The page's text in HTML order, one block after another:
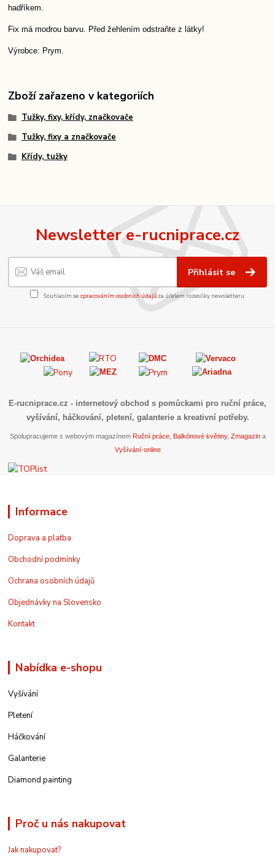
hadříkem.
Fix má modrou barvu. Před žehlením odstraňte z látky!
Výrobce: Prym.
Zboží zařazeno v kategoriích
Tužky, fixy, křídy, značkovače
Tužky, fixy a značkovače
Křídy, tužky
Newsletter e-rucniprace.cz
Přihlásit se
Souhlasím se zpracováním osobních údajůza účelem rozesílky newsletteru.
E-rucniprace.cz - internetový obchod s pomůckami pro ruční práce,
vyšívání, háčkování, pletení, galanterie a kreativní potřeby.
Spolupracujeme s webovým magazínem Ruční práce, Balkónové květiny, Zmagazina
Vyšívání-online
Informace
Doprava a platba
Obchodní podmínky
Ochrana osobních údajů
Objednávky na Slovensko
Kontakt
Nabídka e-shopu
Vyšívání
Pletení
Háčkování
Galanterie
Diamond painting
Proč u nás nakupovat
Jak nakupovat?